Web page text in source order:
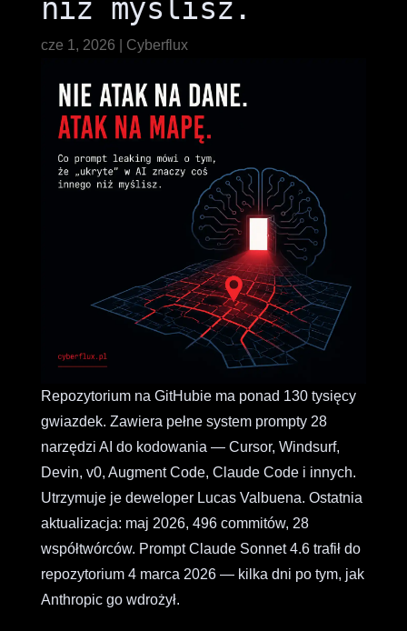
niż myślisz.
cze 1, 2026 Cyberflux
Repozytorium na GitHubie ma ponad 130 tysięcy
gwiazdek. Zawiera pełne system prompty 28
narzędzi AI do kodowania — Cursor, Windsurf,
Devin, v0, Augment Code, Claude Code i innych.
Utrzymuje je deweloper Lucas Valbuena. Ostatnia
aktualizacja: maj 2026, 496 commitów, 28
współtwórców. Prompt Claude Sonnet 4.6 trafił do
repozytorium 4 marca 2026 — kilka dni po tym, jak
Anthropic go wdrożył.